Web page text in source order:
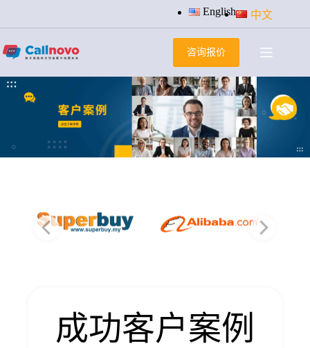
过
容
English 中文
咨询报价
成功客户案例